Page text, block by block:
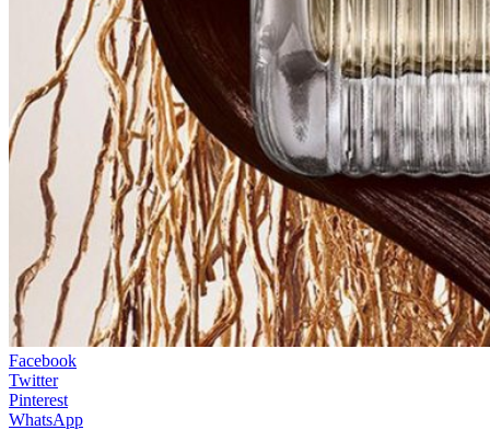
Facebook
Twitter
Pinterest
WhatsApp